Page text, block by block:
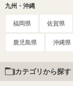
九州・沖縄
福岡県 佐賀県
鹿児島県 沖縄県
カテゴリから探す